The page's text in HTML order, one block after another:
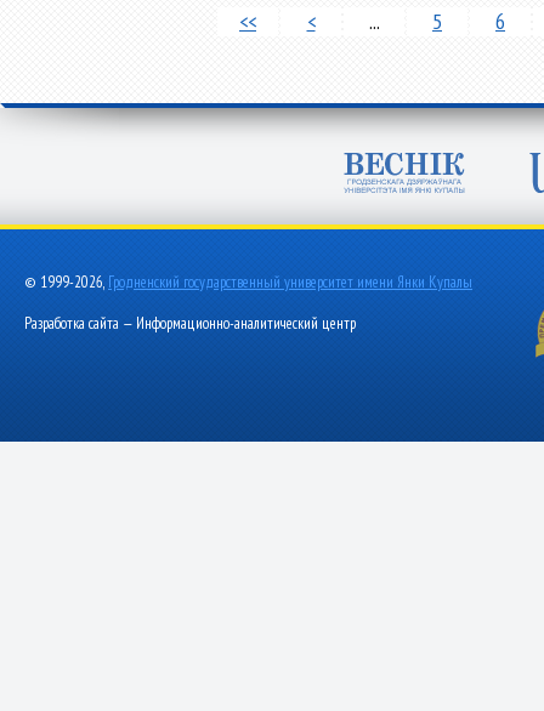
<< < ... 5 6
© 1999-2026, Гродненский государственный университет имени Янки Купалы
Разработка сайта — Информационно-аналитический центр